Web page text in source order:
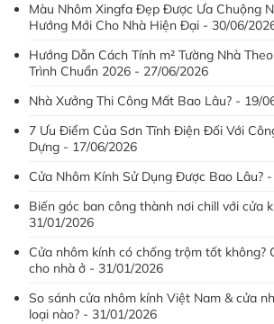
Màu Nhôm Xingfa Đẹp Được Ưa Chuộng
Hướng Mới Cho Nhà Hiện Đại - 30/06/
Hướng Dẫn Cách Tính m² Tường Nhà
Trình Chuẩn 2026 - 27/06/2026
Nhà Xưởng Thi Công Mất Bao Lâu? - 19/
7 Ưu Điểm Của Sơn Tĩnh Điện Đối Với
Dựng - 17/06/2026
Cửa Nhôm Kính Sử Dụng Được Bao Lâu?
Biến góc ban công thành nơi chill với cửa
31/01/2026
Cửa nhôm kính có chống trộm tốt không?
cho nhà ở - 31/01/2026
So sánh cửa nhôm kính Việt Nam & cửa
loại nào? - 31/01/2026